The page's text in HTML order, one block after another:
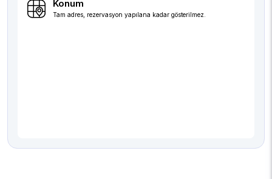
Konum
Tam adres, rezervasyon yapılana kadar gösterilmez.